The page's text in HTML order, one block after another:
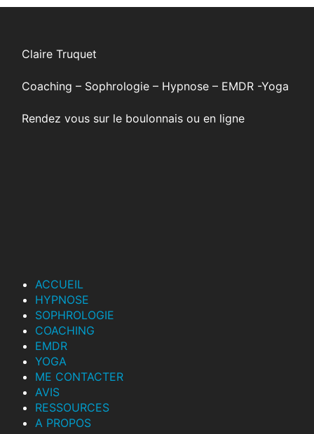
Claire Truquet
Coaching – Sophrologie – Hypnose – EMDR -Yoga
Rendez vous sur le boulonnais ou en ligne
ACCUEIL
HYPNOSE
SOPHROLOGIE
COACHING
EMDR
YOGA
ME CONTACTER
AVIS
RESSOURCES
A PROPOS